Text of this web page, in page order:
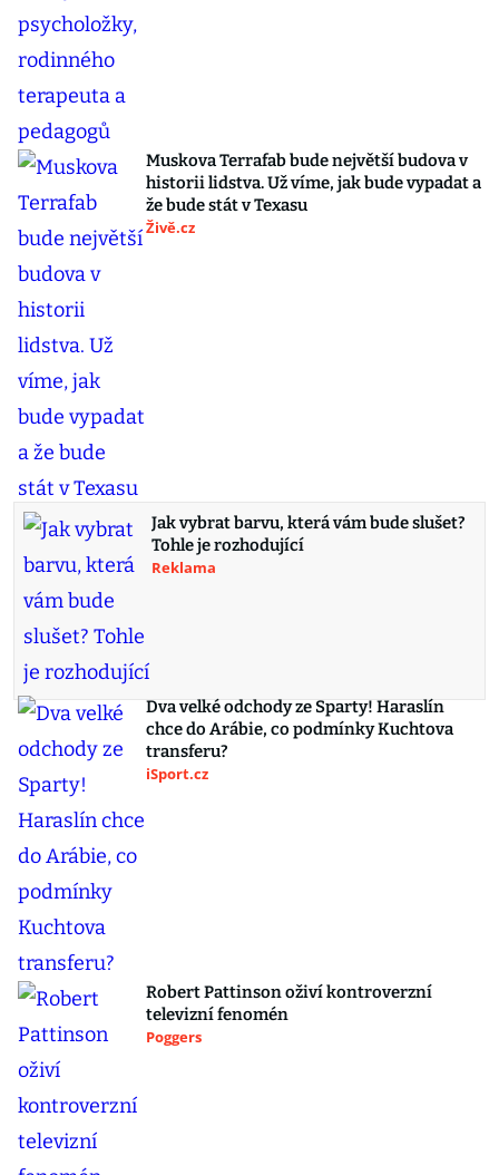
Muskova Terrafab bude největší budova v
historii lidstva. Už víme, jak bude vypadat a
že bude stát v Texasu
Živě.cz
Jak vybrat barvu, která vám bude slušet?
Tohle je rozhodující
Reklama
Dva velké odchody ze Sparty! Haraslín
chce do Arábie, co podmínky Kuchtova
transferu?
iSport.cz
Robert Pattinson oživí kontroverzní
televizní fenomén
Poggers